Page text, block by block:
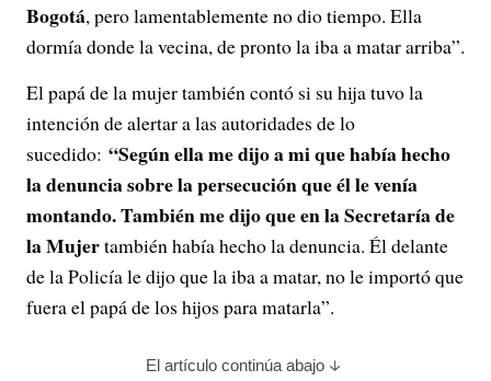
Bogotá, pero lamentablemente no dio tiempo. Ella
dormía donde la vecina, de pronto la iba a matar arriba”.
El papá de la mujer también contó si su hija tuvo la
intención de alertar a las autoridades de lo
sucedido: “Según ella me dijo a mi que había hecho
la denuncia sobre la persecución que él le venía
montando. También me dijo que en la Secretaría de
la Mujertambién había hecho la denuncia. Él delante
de la Policía le dijo que la iba a matar, no le importó que
fuera el papá de los hijos para matarla”.
El artículo continúa abajo